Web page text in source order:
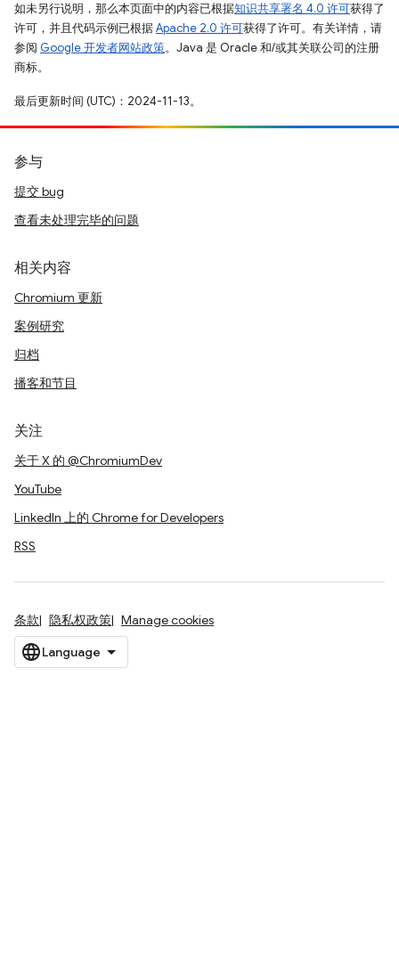
如未另行说明，那么本页面中的内容已根据知识共享署名 4.0 许可获得了
许可，并且代码示例已根据Apache 2.0 许可获得了许可。有关详情，请
参阅 Google 开发者网站政策。Java 是 Oracle 和/或其关联公司的注册
商标。
最后更新时间 (UTC)：2024-11-13。
参与
提交 bug
查看未处理完毕的问题
相关内容
Chromium 更新
案例研究
归档
播客和节目
关注
关于 X 的 @ChromiumDev
YouTube
LinkedIn 上的 Chrome for Developers
RSS
条款 隐私权政策 Manage cookies